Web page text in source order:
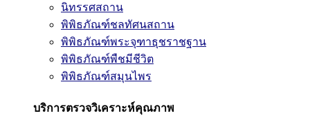
นิทรรศสถาน
พิพิธภัณฑ์ชลทัศนสถาน
พิพิธภัณฑ์พระจุฑาธุชราชฐาน
พิพิธภัณฑ์พืชมีชีวิต
พิพิธภัณฑ์สมุนไพร
บริการตรวจวิเคราะห์คุณภาพ